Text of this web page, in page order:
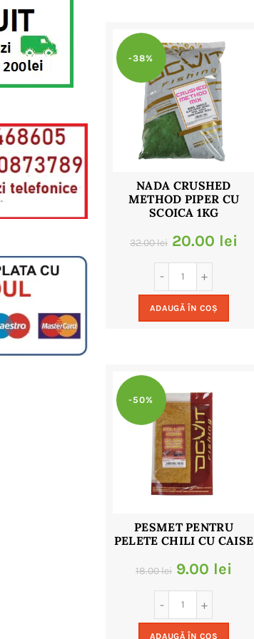
-38%
NADA CRUSHED
METHOD PIPER CU
SCOICA 1KG
32.00lei Prețul
inițial
a
fost:
20.00 lei
ADAUGĂ ÎN COȘ
-50%
PESMET PENTRU
PELETE CHILI CU CAISE
18.00lei Prețul
inițial
a
9.00 lei
ADAUGĂ ÎN COȘ